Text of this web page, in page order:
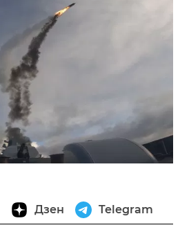
Дзен Telegram